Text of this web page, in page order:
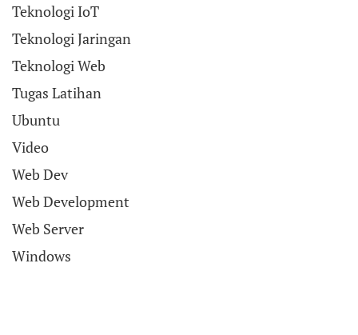
Teknologi IoT
Teknologi Jaringan
Teknologi Web
Tugas Latihan
Ubuntu
Video
Web Dev
Web Development
Web Server
Windows